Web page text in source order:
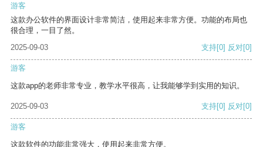
游客
这款办公软件的界面设计非常简洁，使用起来非常方便。功能的布局也
很合理，一目了然。
2025-09-03
支持[0] 反对[0]
游客
这款app的老师非常专业，教学水平很高，让我能够学到实用的知识。
2025-09-03 支持[0] 反对[0]
游客
这款软件的功能非常强大，使用起来非常方便。